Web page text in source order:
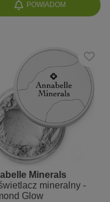
POWIADOM
Minerals
mineralny -
Glow